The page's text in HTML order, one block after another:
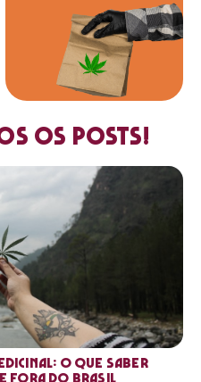
os posts!
o que saber
fora do Brasil